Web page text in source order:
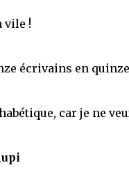
vile !
écrivains en
car je ne